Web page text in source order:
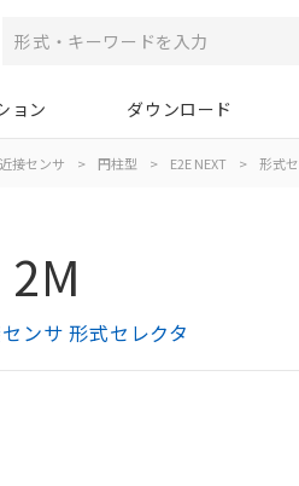
ョン ダウンロード
近接センサ > 円柱型 > E2E NEXT > 形式
ンサ 形式セレクタ